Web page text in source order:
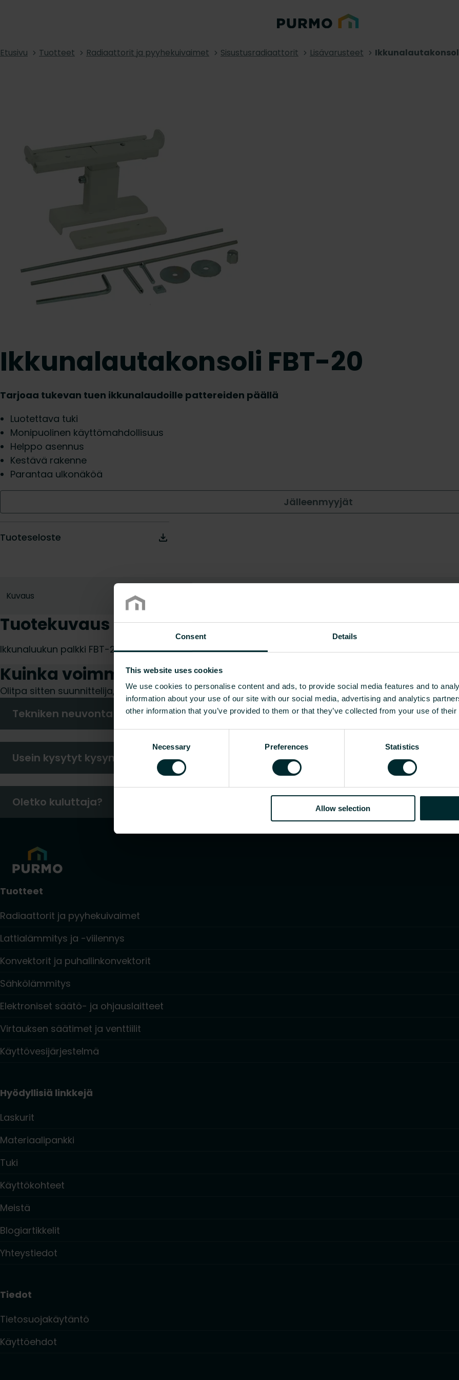
Consent Details
This website uses cookies
We use cookies to personalise content and ads, to provide social media features and to
information about your use of our site with our social media, advertising and analytics
other information that you’ve provided to them or that they’ve collected from your use of
Necessary Preferences Statistics
Allow selection
Etusivu Tuotteet Radiaattorit ja pyyhekuivaimet Sisustusradiaattorit Lisävarusteet
Ikkunalautakonsoli FBT-20
Tarjoaa tukevan tuen ikkunalaudoille pattereiden päällä
Luotettava tuki
Monipuolinen käyttömahdollisuus
Helppo asennus
Kestävä rakenne
Parantaa ulkonäköä
Jälleenmyyjät
Tuoteseloste
Kuvaus
Tuotekuvaus
Ikkunaluukun palkki FBT-20
Kuinka voimme auttaa sinua?
Olitpa sitten suunnittelija, asentaja, arkkitehti, tukkumyyjä tai loppukäyttäjä, valitse kategoria ja me
Tekniken neuvonta
Usein kysytyt kysymykset
Oletko kuluttaja?
Tuotteet
Radiaattorit ja pyyhekuivaimet
Lattialämmitys ja -viilennys
Konvektorit ja puhallinkonvektorit
Sähkölämmitys
Elektroniset säätö- ja ohjauslaitteet
Virtauksen säätimet ja venttiilit
Käyttövesijärjestelmä
Hyödyllisiä linkkejä
Laskurit
Materiaalipankki
Tuki
Käyttökohteet
Meistä
Blogiartikkelit
Yhteystiedot
Tiedot
Tietosuojakäytäntö
Käyttöehdot